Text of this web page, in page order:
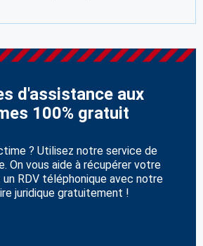
d'assistance aux
100% gratuit
? Utilisez notre service de
On vous aide à récupérer votre
RDV téléphonique avec notre
juridique gratuitement !